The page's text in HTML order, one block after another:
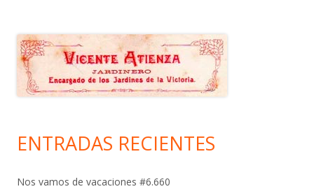
ENTRADAS RECIENTES
Nos vamos de vacaciones #6.660